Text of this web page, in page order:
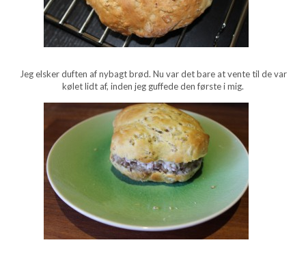
Jeg elsker duften af nybagt brød. Nu var det bare at vente til de var
kølet lidt af, inden jeg guffede den første i mig.